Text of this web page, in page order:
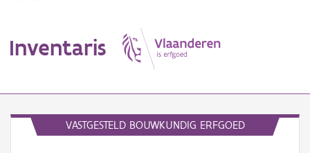
Inventaris
VASTGESTELD BOUWKUNDIG ERFGOED